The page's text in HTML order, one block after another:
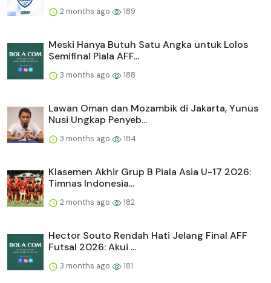
2 months ago 189
Meski Hanya Butuh Satu Angka untuk Lolos
Semifinal Piala AFF...
3 months ago 188
Lawan Oman dan Mozambik di Jakarta, Yunus
Nusi Ungkap Penyeb...
3 months ago 184
Klasemen Akhir Grup B Piala Asia U-17 2026:
Timnas Indonesia...
2 months ago 182
Hector Souto Rendah Hati Jelang Final AFF
Futsal 2026: Akui ...
3 months ago 181